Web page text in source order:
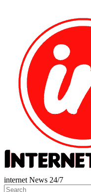
internet News 24/7